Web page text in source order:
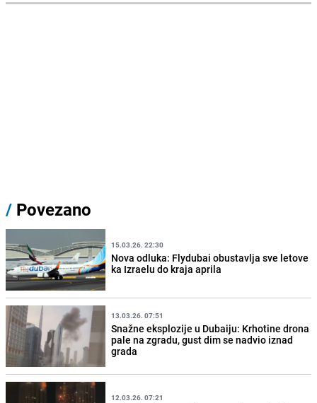
/ Povezano
15.03.26. 22:30
Nova odluka: Flydubai obustavlja sve letove
ka Izraelu do kraja aprila
13.03.26. 07:51
Snažne eksplozije u Dubaiju: Krhotine drona
pale na zgradu, gust dim se nadvio iznad
grada
12.03.26. 07:21